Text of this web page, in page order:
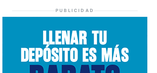
PUBLICIDAD